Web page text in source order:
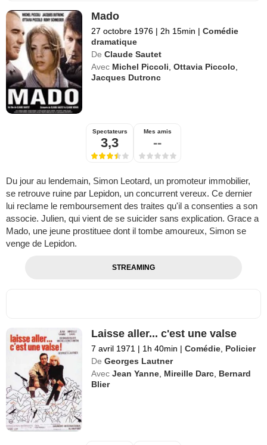
Mado
27 octobre 1976 | 2h 15min | Comédie
dramatique
De Claude Sautet
Avec Michel Piccoli ,Ottavia Piccolo
Jacques Dutronc
Spectateurs
3,3
Mes amis
--
Du jour au lendemain, Simon Leotard, un promoteur immobilier,
se retrouve ruine par Lepidon, un concurrent vereux. Ce dernier
lui reclame le remboursement des traites qu'il a consenties a son
associe. Julien, qui vient de se suicider sans explication. Grace a
Mado, une jeune prostituee dont il tombe amoureux, Simon se
venge de Lepidon.
STREAMING
Laisse aller... c'est une valse
7 avril 1971 | 1h 40min | Comédie Policier
De Georges Lautner
Avec Jean Yanne Mireille Darc Bernard
Blier